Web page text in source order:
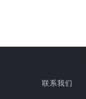
联系我们